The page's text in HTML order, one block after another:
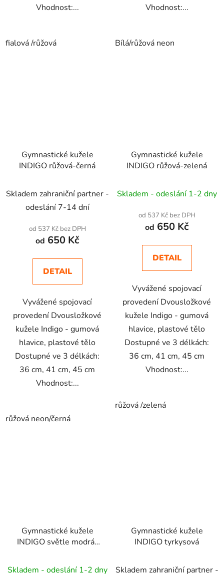
Vhodnost:...
fialová /růžová
Vhodnost:...
Bílá/růžová neon
Gymnastické kužele
INDIGO růžová-černá
Skladem zahraniční partner -
odeslání 7-14 dní
od 537 Kč bez DPH
od 650 Kč
DETAIL
Vyvážené spojovací
provedení Dvousložkové
kužele Indigo - gumová
hlavice, plastové tělo
Dostupné ve 3 délkách:
36 cm, 41 cm, 45 cm
Vhodnost:...
růžová neon/černá
Gymnastické kužele
INDIGO růžová-zelená
Skladem - odeslání 1-2 dny
od 537 Kč bez DPH
od 650 Kč
DETAIL
Vyvážené spojovací
provedení Dvousložkové
kužele Indigo - gumová
hlavice, plastové tělo
Dostupné ve 3 délkách:
36 cm, 41 cm, 45 cm
Vhodnost:...
růžová /zelená
Gymnastické kužele
INDIGO světle modrá-
Skladem - odeslání 1-2 dny
Gymnastické kužele
INDIGO tyrkysová
Skladem zahraniční partner -